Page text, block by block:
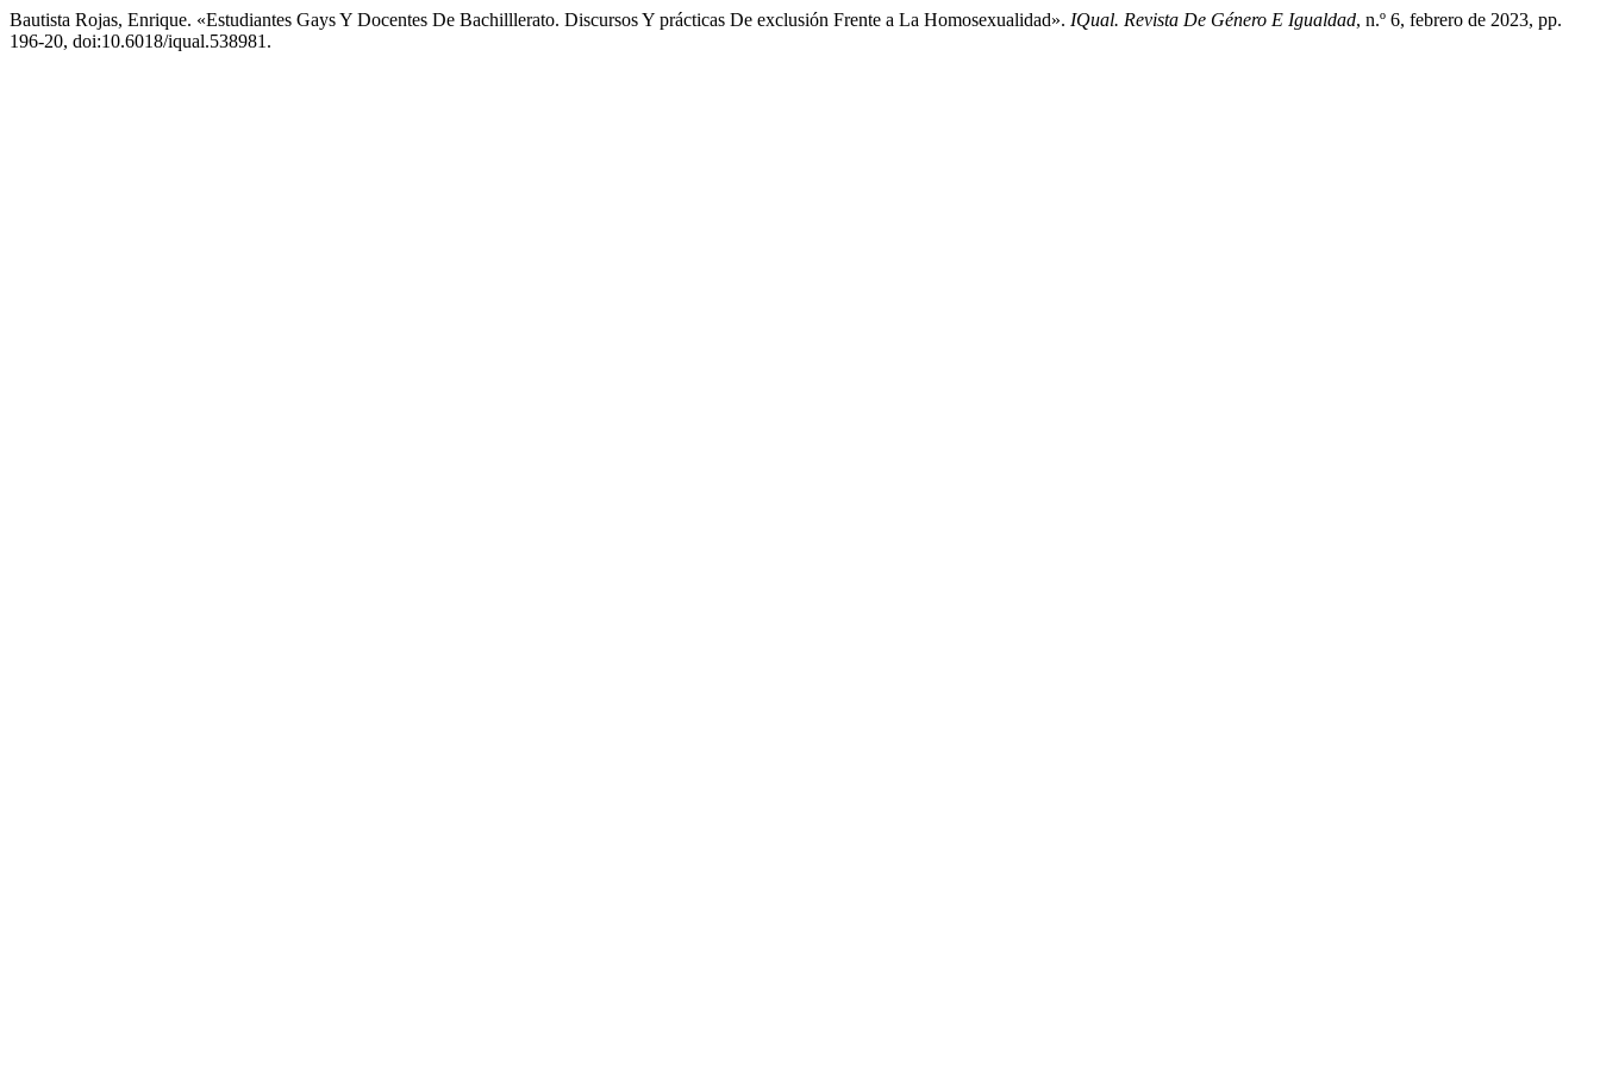
Bautista Rojas, Enrique. «Estudiantes Gays Y Docentes De Bachilllerato. Discursos Y prácticas De exclusión Frente a La Homosexualidad». IQual. Revista De Género E Igualdad, n.º 6, febrero de 2023, pp.
196-20, doi:10.6018/iqual.538981.